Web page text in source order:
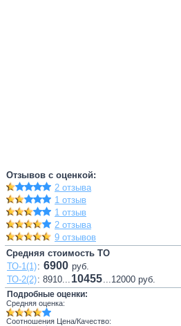
Отзывов с оценкой:
2 отзыва
1 отзыв
1 отзыв
2 отзыва
9 отзывов
Средняя стоимость ТО
ТО-1(1): 6900 руб.
ТО-2(2): 8910... 10455...12000 руб.
Подробные оценки:
Средняя оценка:
Соотношения Цена/Качество: